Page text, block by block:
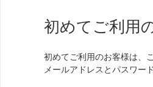
初めてご利用
初めてご利用のお客様は、
メールアドレスとパスワー